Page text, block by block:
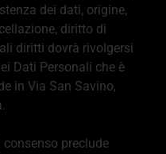
dei dati, origine,
diritto di
diritti dovrà rivolgersi
Dati Personali che è
in Via San Savino,
preclude